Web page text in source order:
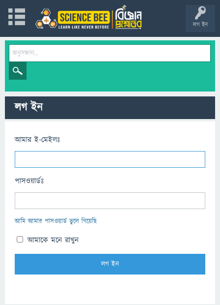
লগ ইন
লগ ইন
আমার ই-মেইলঃ
পাসওয়ার্ডঃ
আমি আমার পাসওয়ার্ড ভুলে গিয়েছি
আমাকে মনে রাখুন